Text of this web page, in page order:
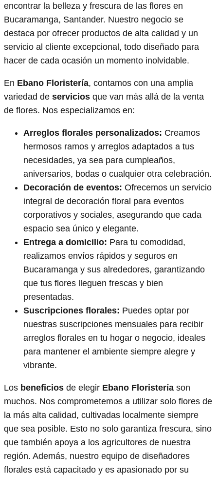
encontrar la belleza y frescura de las flores en
Bucaramanga, Santander. Nuestro negocio se
destaca por ofrecer productos de alta calidad y un
servicio al cliente excepcional, todo diseñado para
hacer de cada ocasión un momento inolvidable.
En Ebano Floristería, contamos con una amplia
variedad de servicios que van más allá de la venta
de flores. Nos especializamos en:
Arreglos florales personalizados: Creamos
hermosos ramos y arreglos adaptados a tus
necesidades, ya sea para cumpleaños,
aniversarios, bodas o cualquier otra celebración.
Decoración de eventos: Ofrecemos un servicio
integral de decoración floral para eventos
corporativos y sociales, asegurando que cada
espacio sea único y elegante.
Entrega a domicilio: Para tu comodidad,
realizamos envíos rápidos y seguros en
Bucaramanga y sus alrededores, garantizando
que tus flores lleguen frescas y bien
presentadas.
Suscripciones florales: Puedes optar por
nuestras suscripciones mensuales para recibir
arreglos florales en tu hogar o negocio, ideales
para mantener el ambiente siempre alegre y
vibrante.
Los beneficios de elegir Ebano Floristería son
muchos. Nos comprometemos a utilizar solo flores de
la más alta calidad, cultivadas localmente siempre
que sea posible. Esto no solo garantiza frescura, sino
que también apoya a los agricultores de nuestra
región. Además, nuestro equipo de diseñadores
florales está capacitado y es apasionado por su